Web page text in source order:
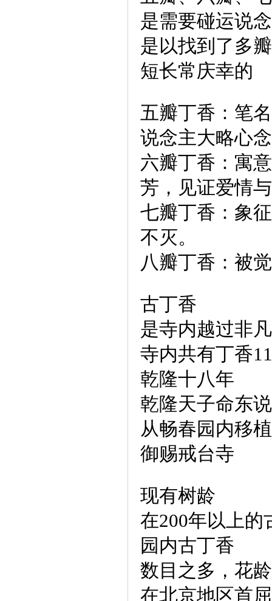
是需要碰运说
是以找到了多
短长常庆幸的
五瓣丁香：笔
说念主大略心
六瓣丁香：寓
芳，见证爱情
七瓣丁香：象
不灭。
八瓣丁香：被
古丁香
是寺内越过非
寺内共有丁香
乾隆十八年
乾隆天子命东
从畅春园内移
御赐戒台寺
现有树龄
在200年以上的
园内古丁香
数目之多，花
在北京地区首